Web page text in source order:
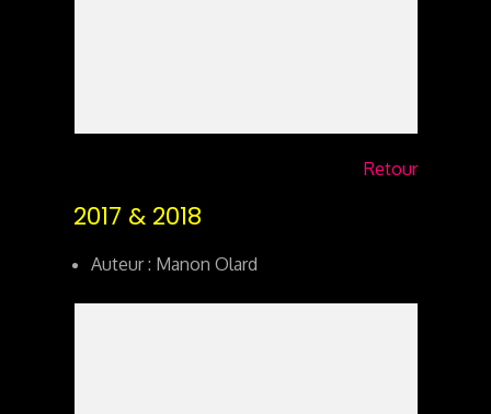
Retour
2017 & 2018
Auteur : Manon Olard